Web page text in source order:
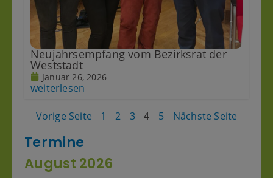
Neujahrsempfang vom Bezirksrat der
Weststadt
Januar 26, 2026
weiterlesen
Vorige Seite 1 2 3 4 5 Nächste Seite
Termine
August 2026